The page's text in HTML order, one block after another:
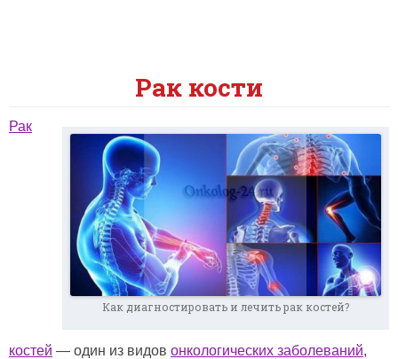
Рак кости
Как диагностировать и лечить рак костей?
Рак
костей — один из видов онкологических заболеваний,